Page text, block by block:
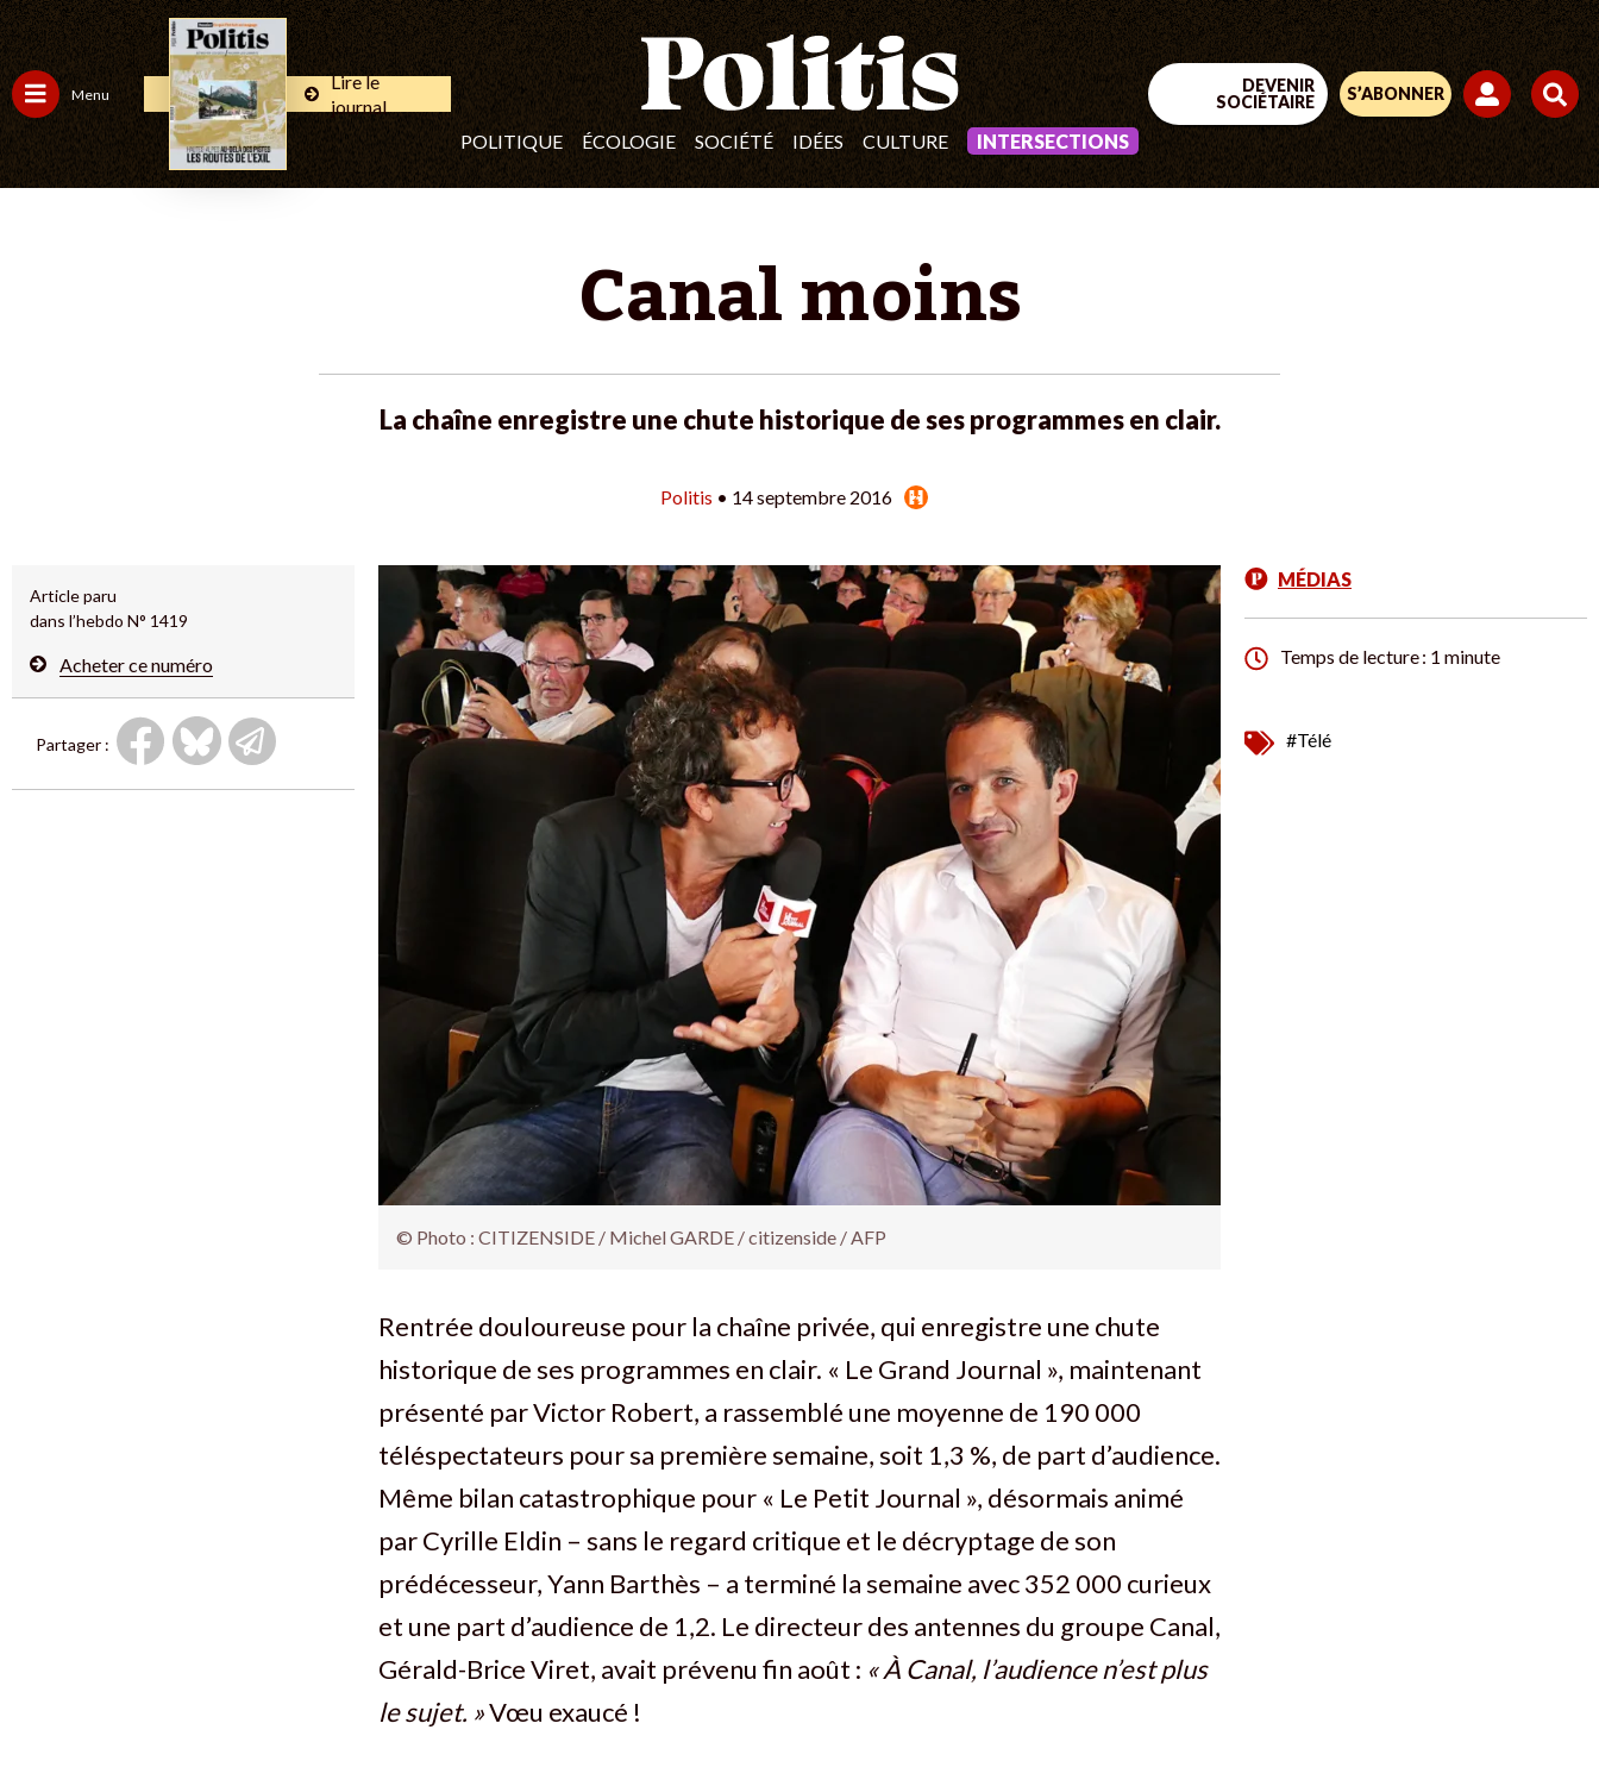
Menu
Lire le
journal
POLITIQUE
ÉCOLOGIE SOCIÉTÉ IDÉES CULTURE INTERSECTIONS
DEVENIR
SOCIÉTAIRE
S’ABONNER
Canal moins
La chaîne enregistre une chute historique de ses programmes en clair.
Politis • 14 septembre 2016
Article paru
dans l’hebdo N° 1419
Acheter ce numéro
Partager :
© Photo : CITIZENSIDE / Michel GARDE / citizenside / AFP
Rentrée douloureuse pour la chaîne privée, qui enregistre une chute
historique de ses programmes en clair. « Le Grand Journal », maintenant
présenté par Victor Robert, a rassemblé une moyenne de 190 000
téléspectateurs pour sa première semaine, soit 1,3 %, de part d’audience.
Même bilan catastrophique pour « Le Petit ­Journal », désormais animé
par Cyrille Eldin – sans le regard critique et le décryptage de son
prédécesseur, Yann Barthès – a terminé la semaine avec 352 000 curieux
et une part d’audience de 1,2. Le directeur des antennes du groupe Canal,
Gérald-Brice Viret, avait prévenu fin août : « À Canal, l’audience n’est plus
le sujet. »Vœu exaucé !
MÉDIAS
Temps de lecture : 1 minute
#Télé